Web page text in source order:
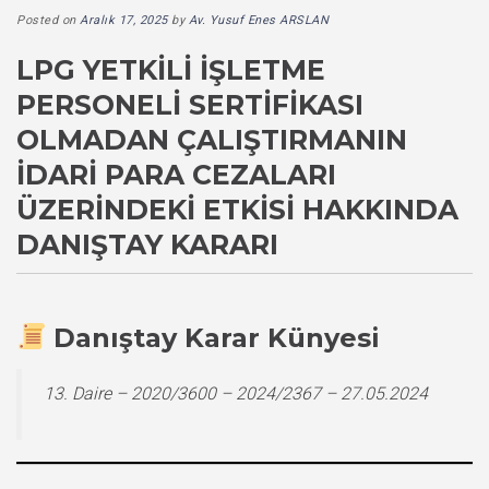
Posted on Aralık 17, 2025byAv. Yusuf Enes ARSLAN
LPG YETKILI İŞLETME
PERSONELI SERTIFIKASI
OLMADAN ÇALIŞTIRMANIN
İDARI PARA CEZALARI
ÜZERINDEKI ETKISI HAKKINDA
DANIŞTAY KARARI
Danıştay Karar Künyesi
13. Daire – 2020/3600 – 2024/2367 – 27.05.2024